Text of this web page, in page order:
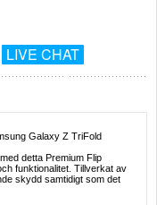
LIVE CHAT
Galaxy Z TriFold
detta Premium Flip
funktionalitet. Tillverkat av
skydd samtidigt som det